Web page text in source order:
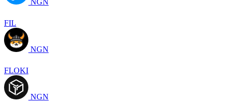
FIL
NGN
FLOKI
NGN